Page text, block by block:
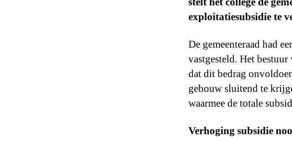
exploitatiesubsidie te
De gemeenteraad had
vastgesteld. Het bestuur
dat dit bedrag
gebouw sluitend te
waarmee de totale
Verhoging subsidie